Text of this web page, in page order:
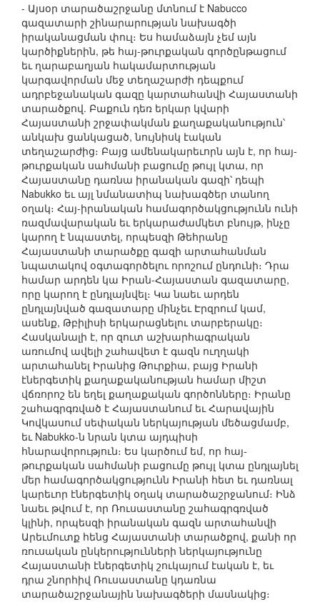
- Այսօր տարածաշրջանը մտնում է Nabucco
գազատարի շինարարության նախագծի
իրականացման փուլ։ Ես համաձայն չեմ այն
կարծիքներին, թե հայ-թուրքական գործընթացում
եւ ղարաբաղյան հակամարտության
կարգավորման մեջ տեղաշարժի դեպքում
ադրբեջանական գազը կարտահանվի Հայաստանի
տարածքով. Բաքուն դեռ երկար կվարի
Հայաստանի շրջափակման քաղաքականություն՝
անկախ ցանկացած, նույնիսկ էական
տեղաշարժից։ Բայց ամենակարեւորն այն է, որ հայ-
թուրքական սահմանի բացումը թույլ կտա, որ
Հայաստանը դառնա իրանական գազի՝ դեպի
Nabukko եւ այլ նմանատիպ նախագծեր տանող
օղակ։ Հայ-իրանական համագործակցությունն ունի
ռազմավարական եւ երկարաժամկետ բնույթ, ինչը
կարող է նպաստել, որպեսզի Թեհրանը
Հայաստանի տարածքը գազի արտահանման
նպատակով օգտագործելու որոշում ընդունի։ Դրա
համար արդեն կա Իրան-Հայաստան գազատարը,
որը կարող է ընդլայնվել։ Կա նաեւ արդեն
ընդլայնված գազատարը մինչեւ Էրզրում կամ,
ասենք, Թբիլիսի երկարացնելու տարբերակը։
Հասկանալի է, որ զուտ աշխարհագրական
առումով ավելի շահավետ է գազն ուղղակի
արտահանել Իրանից Թուրքիա, բայց Իրանի
էներգետիկ քաղաքականության համար միշտ
վճռորոշ են եղել քաղաքական գործոնները։ Իրանը
շահագրգռված է Հայաստանում եւ Հարավային
Կովկասում սեփական ներկայության մեծացմամբ,
եւ Nabukko-ն նրան կտա այդպիսի
հնարավորություն։ Ես կարծում եմ, որ հայ-
թուրքական սահմանի բացումը թույլ կտա ընդլայնել
մեր համագործակցությունն Իրանի հետ եւ դառնալ
կարեւոր էներգետիկ օղակ տարածաշրջանում։ Ինձ
նաեւ թվում է, որ Ռուսաստանը շահագրգռված
կլինի, որպեսզի իրանական գազն արտահանվի
Արեւմուտք հենց Հայաստանի տարածքով, քանի որ
ռուսական ընկերությունների ներկայությունը
Հայաստանի էներգետիկ շուկայում էական է, եւ
դրա շնորհիվ Ռուսաստանը կդառնա
տարածաշրջանային նախագծերի մասնակից։